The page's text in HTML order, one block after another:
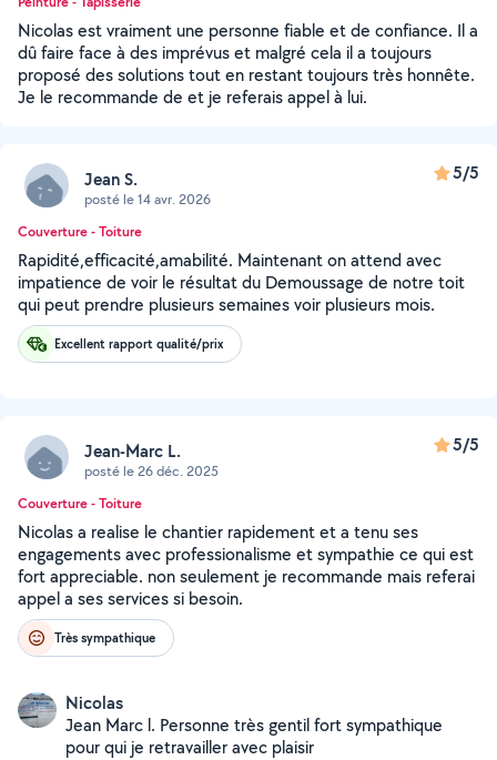
Nicolas est vraiment une personne fiable et de confiance. Il a
dû faire face à des imprévus et malgré cela il a toujours
proposé des solutions tout en restant toujours très honnête.
Je le recommande de et je referais appel à lui.
Jean S.
posté le 14 avr. 2026
5/5
Couverture - Toiture
Rapidité,efficacité,amabilité. Maintenant on attend avec
impatience de voir le résultat du Demoussage de notre toit
qui peut prendre plusieurs semaines voir plusieurs mois.
Excellent rapport qualité/prix
Jean-Marc L.
posté le 26 déc. 2025
5/5
Couverture - Toiture
Nicolas a realise le chantier rapidement et a tenu ses
engagements avec professionalisme et sympathie ce qui est
fort appreciable. non seulement je recommande mais referai
appel a ses services si besoin.
Très sympathique
Nicolas
Jean Marc l. Personne très gentil fort sympathique
pour qui je retravailler avec plaisir